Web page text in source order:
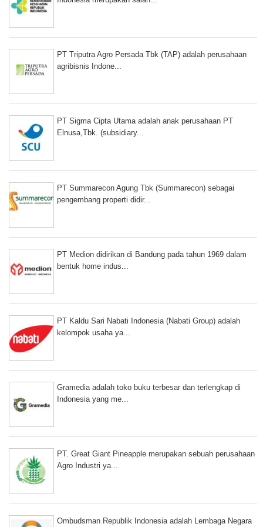
PT Triputra Agro Persada Tbk (TAP) adalah perusahaan
agribisnis Indone...
PT Sigma Cipta Utama adalah anak perusahaan PT
Elnusa,Tbk. (subsidiary...
PT Summarecon Agung Tbk (Summarecon) sebagai
pengembang properti didir...
PT Medion didirikan di Bandung pada tahun 1969 dalam
bentuk home indus...
PT Kaldu Sari Nabati Indonesia (Nabati Group) adalah
kelompok usaha ya...
Gramedia adalah toko buku terbesar dan terlengkap di
Indonesia yang me...
PT. Great Giant Pineapple merupakan sebuah perusahaan
Agro Industri ya...
Ombudsman Republik Indonesia adalah Lembaga Negara